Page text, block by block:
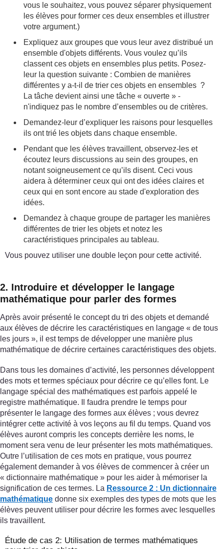
vous le souhaitez, vous pouvez séparer physiquement
les élèves pour former ces deux ensembles et illustrer
votre argument.)
Expliquez aux groupes que vous leur avez distribué un
ensemble d'objets différents. Vous voulez qu’ils
classent ces objets en ensembles plus petits. Posez-
leur la question suivante : Combien de manières
différentes y a-t-il de trier ces objets en ensembles ?
La tâche devient ainsi une tâche « ouverte » -
n'indiquez pas le nombre d’ensembles ou de critères.
Demandez-leur d’expliquer les raisons pour lesquelles
ils ont trié les objets dans chaque ensemble.
Pendant que les élèves travaillent, observez-les et
écoutez leurs discussions au sein des groupes, en
notant soigneusement ce qu’ils disent. Ceci vous
aidera à déterminer ceux qui ont des idées claires et
ceux qui en sont encore au stade d'exploration des
idées.
Demandez à chaque groupe de partager les manières
différentes de trier les objets et notez les
caractéristiques principales au tableau.
Vous pouvez utiliser une double leçon pour cette activité.
2. Introduire et développer le langage
mathématique pour parler des formes
Après avoir présenté le concept du tri des objets et demandé
aux élèves de décrire les caractéristiques en langage « de tous
les jours », il est temps de développer une manière plus
mathématique de décrire certaines caractéristiques des objets.
Dans tous les domaines d’activité, les personnes développent
des mots et termes spéciaux pour décrire ce qu’elles font. Le
langage spécial des mathématiques est parfois appelé le
registre mathématique. Il faudra prendre le temps pour
présenter le langage des formes aux élèves ; vous devrez
intégrer cette activité à vos leçons au fil du temps. Quand vos
élèves auront compris les concepts derrière les noms, le
moment sera venu de leur présenter les mots mathématiques.
Outre l’utilisation de ces mots en pratique, vous pourrez
également demander à vos élèves de commencer à créer un
« dictionnaire mathématique » pour les aider à mémoriser la
signification de ces termes. La Ressource 2 : Un dictionnaire
mathématique donne six exemples des types de mots que les
élèves peuvent utiliser pour décrire les formes avec lesquelles
ils travaillent.
Étude de cas 2: Utilisation de termes mathématiques